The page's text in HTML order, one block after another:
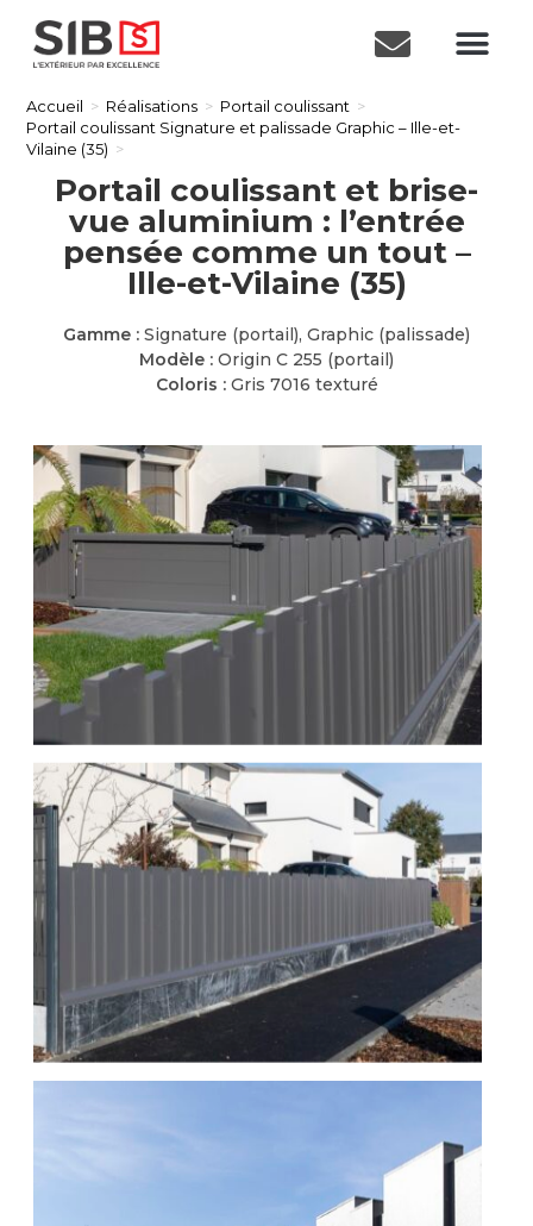
Accueil > Réalisations > Portail coulissant >
Portail coulissant Signature et palissade Graphic – Ille-et-
Vilaine (35) >
Portail coulissant et brise-
vue aluminium : l’entrée
pensée comme un tout –
Ille-et-Vilaine (35)
Gamme : Signature (portail), Graphic (palissade)
Modèle : Origin C 255 (portail)
Coloris :Gris 7016 texturé